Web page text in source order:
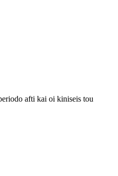
afti kai oi kiniseis tou